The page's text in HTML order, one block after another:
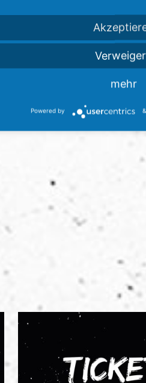
schließt die Saison damit
Platzierungen, Titel
des Vereins.
SVS- ...“
mehr
Powered by &